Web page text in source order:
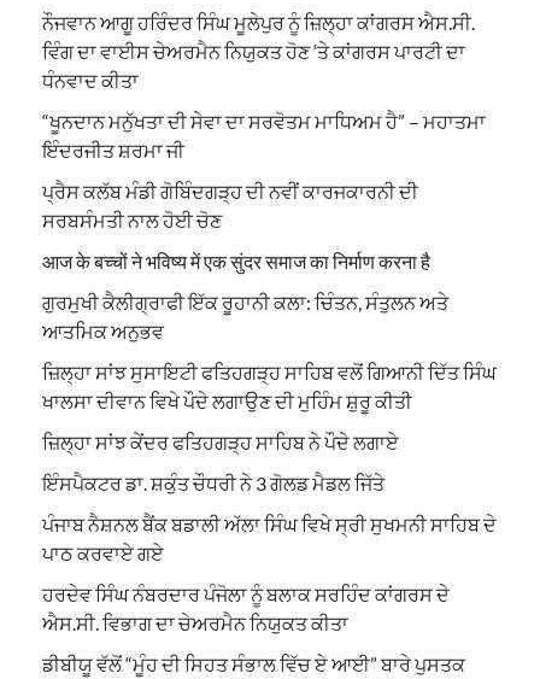
ਨੌਜਵਾਨ ਆਗੂ ਹਰਿੰਦਰ ਸਿੰਘ ਮੂਲੇਪੁਰ ਨੂੰ ਜ਼ਿਲ੍ਹਾ ਕਾਂਗਰਸ ਐਸ.ਸੀ.
ਵਿੰਗ ਦਾ ਵਾਈਸ ਚੇਅਰਮੈਨ ਨਿਯੁਕਤ ਹੋਣ ‘ਤੇ ਕਾਂਗਰਸ ਪਾਰਟੀ ਦਾ
ਧੰਨਵਾਦ ਕੀਤਾ
“ਖੂਨਦਾਨ ਮਨੁੱਖਤਾ ਦੀ ਸੇਵਾ ਦਾ ਸਰਵੋਤਮ ਮਾਧਿਅਮ ਹੈ” – ਮਹਾਤਮਾ
ਇੰਦਰਜੀਤ ਸ਼ਰਮਾ ਜੀ
ਪ੍ਰੈਸ ਕਲੱਬ ਮੰਡੀ ਗੋਬਿੰਦਗੜ੍ਹ ਦੀ ਨਵੀਂ ਕਾਰਜਕਾਰਨੀ ਦੀ
ਸਰਬਸੰਮਤੀ ਨਾਲ ਹੋਈ ਚੋਣ
आज के बच्चों ने भविष्य में एक सुंदर समाज का निर्माण करना है
ਗੁਰਮੁਖੀ ਕੈਲੀਗ੍ਰਾਫੀ ਇੱਕ ਰੂਹਾਨੀ ਕਲਾ: ਚਿੰਤਨ, ਸੰਤੁਲਨ ਅਤੇ
ਆਤਮਿਕ ਅਨੁਭਵ
ਜ਼ਿਲ੍ਹਾ ਸਾਂਝ ਸੁਸਾਇਟੀ ਫਤਿਹਗੜ੍ਹ ਸਾਹਿਬ ਵਲੋਂ ਗਿਆਨੀ ਦਿੱਤ ਸਿੰਘ
ਖਾਲਸਾ ਦੀਵਾਨ ਵਿਖੇ ਪੌਦੇ ਲਗਾਉਣ ਦੀ ਮੁਹਿੰਮ ਸ਼ੁਰੂ ਕੀਤੀ
ਜ਼ਿਲ੍ਹਾ ਸਾਂਝ ਕੇਂਦਰ ਫਤਿਹਗੜ੍ਹ ਸਾਹਿਬ ਨੇ ਪੌਦੇ ਲਗਾਏ
ਇੰਸਪੈਕਟਰ ਡਾ. ਸ਼ਕੁੰਤ ਚੌਧਰੀ ਨੇ 3 ਗੋਲਡ ਮੈਡਲ ਜਿੱਤੇ
ਪੰਜਾਬ ਨੈਸ਼ਨਲ ਬੈਂਕ ਬਡਾਲੀ ਅੱਲਾ ਸਿੰਘ ਵਿਖੇ ਸ੍ਰੀ ਸੁਖਮਨੀ ਸਾਹਿਬ ਦੇ
ਪਾਠ ਕਰਵਾਏ ਗਏ
ਹਰਦੇਵ ਸਿੰਘ ਨੰਬਰਦਾਰ ਪੰਜੋਲਾ ਨੂੰ ਬਲਾਕ ਸਰਹਿੰਦ ਕਾਂਗਰਸ ਦੇ
ਐਸ.ਸੀ. ਵਿਭਾਗ ਦਾ ਚੇਅਰਮੈਨ ਨਿਯੁਕਤ ਕੀਤਾ
ਡੀਬੀਯੂ ਵੱਲੋਂ “ਮੂੰਹ ਦੀ ਸਿਹਤ ਸੰਭਾਲ ਵਿੱਚ ਏ ਆਈ” ਬਾਰੇ ਪੁਸਤਕ